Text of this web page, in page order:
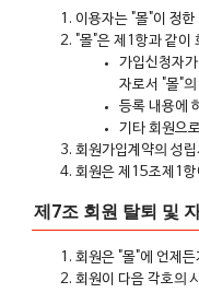
이용자는 "몰"이 정
"몰"은 제1항과 같이
가입신청자
자로서 "몰"
등록 내용에
기타 회원으
회원가입계약의 성
회원은 제15조제1항
제7조 회원 탈퇴 및
회원은 "몰"에 언제
회원이 다음 각호의